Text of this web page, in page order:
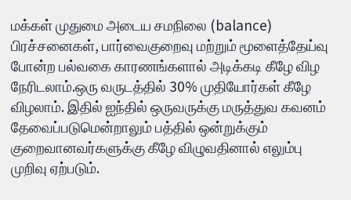
மக்கள் முதுமை அடைய சமநிலை (balance)
பிரச்சனைகள், பார்வைகுறைவு மற்றும் மூளைத்தேய்வு
போன்ற பல்வகை காரணங்களால் அடிக்கடி கீழே விழ
நேரிடலாம்.ஒரு வருடத்தில் 30% முதியோர்கள் கீழே
விழலாம். இதில் ஐந்தில் ஒருவருக்கு மருத்துவ கவனம்
தேவைப்படுமென்றாலும் பத்தில் ஒன்றுக்கும்
குறைவானவர்களுக்கு கீழே விழுவதினால் எலும்பு
முறிவு ஏற்படும்.